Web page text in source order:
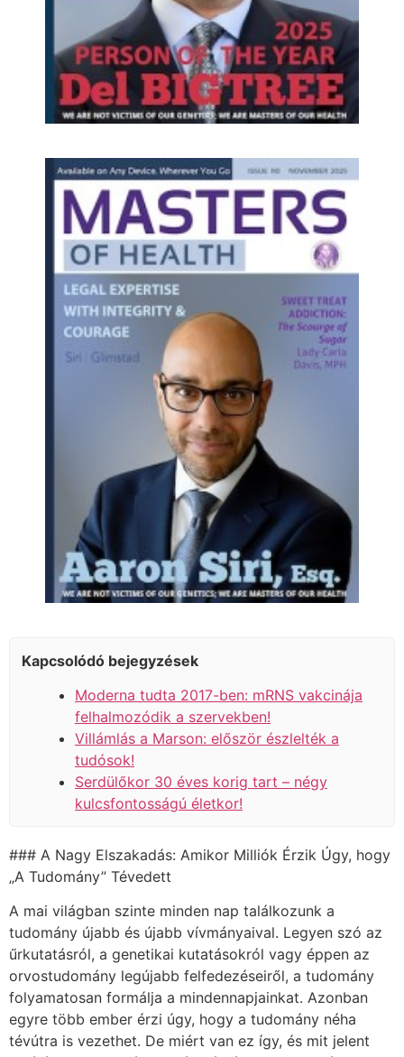
Kapcsolódó bejegyzések
Moderna tudta 2017-ben: mRNS vakcinája
felhalmozódik a szervekben!
Villámlás a Marson: először észlelték a
tudósok!
Serdülőkor 30 éves korig tart – négy
kulcsfontosságú életkor!
### A Nagy Elszakadás: Amikor Milliók Érzik Úgy, hogy
„A Tudomány” Tévedett
A mai világban szinte minden nap találkozunk a
tudomány újabb és újabb vívmányaival. Legyen szó az
űrkutatásról, a genetikai kutatásokról vagy éppen az
orvostudomány legújabb felfedezéseiről, a tudomány
folyamatosan formálja a mindennapjainkat. Azonban
egyre több ember érzi úgy, hogy a tudomány néha
tévútra is vezethet. De miért van ez így, és mit jelent